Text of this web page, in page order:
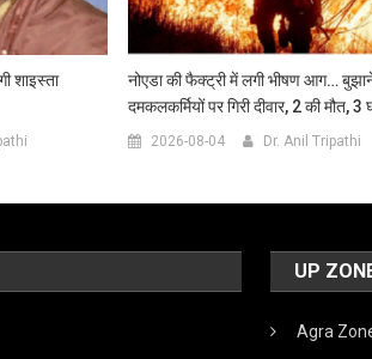
शाइस्ता
नोएडा की फैक्ट्री में लगी भीषण आग…
दमकलकर्मियों पर गिरी दीवार, 2 की मौत, 3
2026-08-04 Dr. Anil Tripathi
UP
Agra